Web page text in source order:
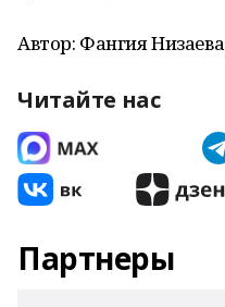
Автор: Фангия Низаева
Читайте нас
Партнеры